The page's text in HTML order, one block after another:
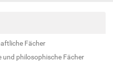
Fächer
philosophische Fächer